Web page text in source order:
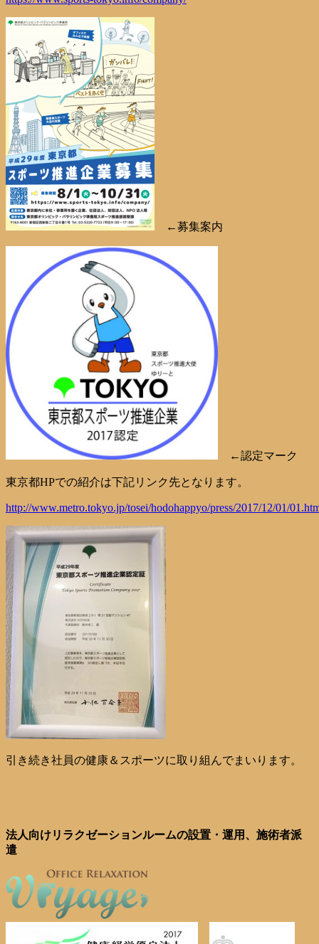
←募集案内
←認定マーク
東京都HPでの紹介は下記リンク先となります。
http://www.metro.tokyo.jp/tosei/hodohappyo/press/2017/12/01/
引き続き社員の健康＆スポーツに取り組んでまいります。
法人向けリラクゼーションルームの設置・運用、施術者派
遣